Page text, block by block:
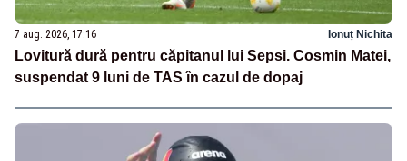
7 aug. 2026, 17:16 Ionuț Nichita
Lovitură dură pentru căpitanul lui Sepsi. Cosmin Matei,
suspendat 9 luni de TAS în cazul de dopaj